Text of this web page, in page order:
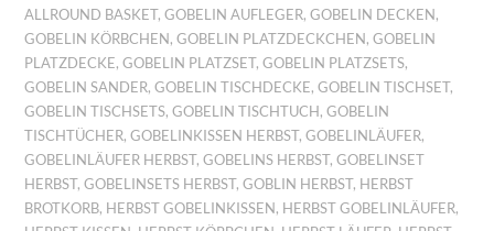
ALLROUND BASKET,GOBELIN AUFLEGER,GOBELIN DECKEN,
GOBELIN KÖRBCHEN,GOBELIN PLATZDECKCHEN,GOBELIN
PLATZDECKE,GOBELIN PLATZSET,GOBELIN PLATZSETS,
GOBELIN SANDER,GOBELIN TISCHDECKE,GOBELIN TISCHSET,
GOBELIN TISCHSETS,GOBELIN TISCHTUCH,GOBELIN
TISCHTÜCHER,GOBELINKISSEN HERBST,GOBELINLÄUFER,
GOBELINLÄUFER HERBST,GOBELINS HERBST,GOBELINSET
HERBST,GOBELINSETS HERBST,GOBLIN HERBST, HERBST
BROTKORB, HERBST GOBELINKISSEN, HERBST GOBELINLÄUFER,